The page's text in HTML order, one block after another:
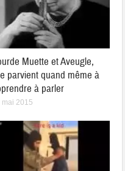
Muette et Aveugle,
parvient quand même à
à parler
mai 2015